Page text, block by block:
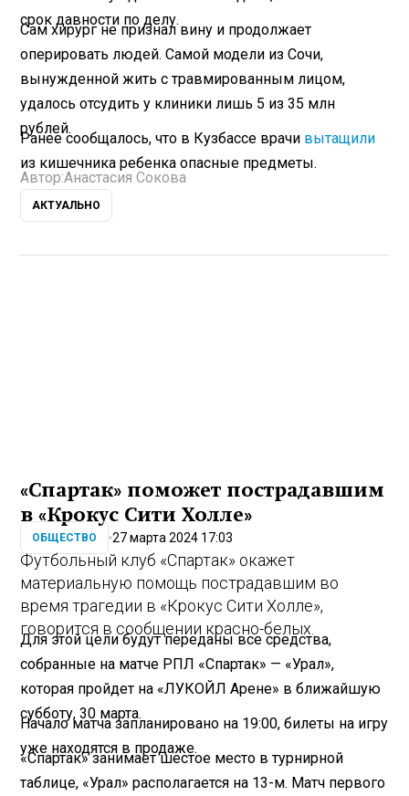
срок давности по делу.
Сам хирург не признал вину и продолжает
оперировать людей. Самой модели из Сочи,
вынужденной жить с травмированным лицом,
удалось отсудить у клиники лишь 5 из 35 млн
рублей.
Ранее сообщалось, что в Кузбассе врачи вытащили
из кишечника ребенка опасные предметы.
Автор:Анастасия Сокова
АКТУАЛЬНО
«Спартак» поможет пострадавшим
в «Крокус Сити Холле»
ОБЩЕСТВО 27 марта 2024 17:03
Футбольный клуб «Спартак» окажет
материальную помощь пострадавшим во
время трагедии в «Крокус Сити Холле»,
говорится в сообщении красно-белых.
Для этой цели будут переданы все средства,
собранные на матче РПЛ «Спартак» — «Урал»,
которая пройдет на «ЛУКОЙЛ Арене» в ближайшую
субботу, 30 марта.
Начало матча запланировано на 19:00, билеты на игру
уже находятся в продаже.
«Спартак» занимает шестое место в турнирной
таблице, «Урал» располагается на 13-м. Матч первого